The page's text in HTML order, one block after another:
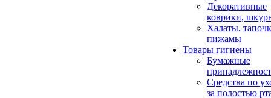
Декоративные
коврики,
Халаты,
пижамы
Товары гигиены
Бумажные
Средства по
за полостью